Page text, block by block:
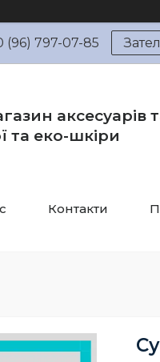
(96) 797-07-85
аксесуарів
та еко-шкіри
Контакти